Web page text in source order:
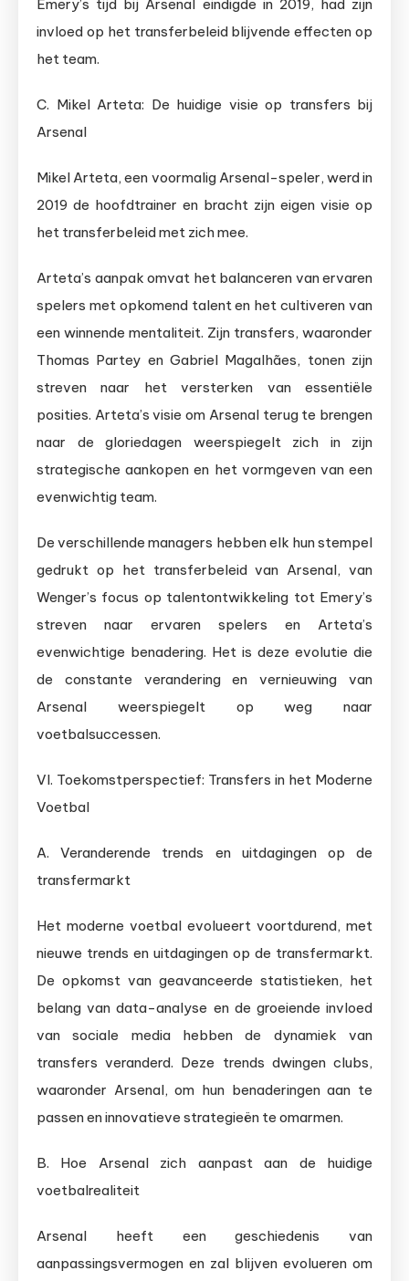
Emery’s tijd bij Arsenal eindigde in 2019, had zijn
invloed op het transferbeleid blijvende effecten op
het team.
C. Mikel Arteta: De huidige visie op transfers bij
Arsenal
Mikel Arteta, een voormalig Arsenal-speler, werd in
2019 de hoofdtrainer en bracht zijn eigen visie op
het transferbeleid met zich mee.
Arteta’s aanpak omvat het balanceren van ervaren
spelers met opkomend talent en het cultiveren van
een winnende mentaliteit. Zijn transfers, waaronder
Thomas Partey en Gabriel Magalhães, tonen zijn
streven naar het versterken van essentiële
posities. Arteta’s visie om Arsenal terug te brengen
naar de gloriedagen weerspiegelt zich in zijn
strategische aankopen en het vormgeven van een
evenwichtig team.
De verschillende managers hebben elk hun stempel
gedrukt op het transferbeleid van Arsenal, van
Wenger’s focus op talentontwikkeling tot Emery’s
streven naar ervaren spelers en Arteta’s
evenwichtige benadering. Het is deze evolutie die
de constante verandering en vernieuwing van
Arsenal weerspiegelt op weg naar
voetbalsuccessen.
VI. Toekomstperspectief: Transfers in het Moderne
Voetbal
A. Veranderende trends en uitdagingen op de
transfermarkt
Het moderne voetbal evolueert voortdurend, met
nieuwe trends en uitdagingen op de transfermarkt.
De opkomst van geavanceerde statistieken, het
belang van data-analyse en de groeiende invloed
van sociale media hebben de dynamiek van
transfers veranderd. Deze trends dwingen clubs,
waaronder Arsenal, om hun benaderingen aan te
passen en innovatieve strategieën te omarmen.
B. Hoe Arsenal zich aanpast aan de huidige
voetbalrealiteit
Arsenal heeft een geschiedenis van
aanpassingsvermogen en zal blijven evolueren om